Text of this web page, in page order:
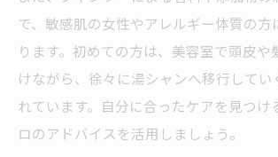
で、敏感肌の女性やアレルギー体質の方
ります。初めての方は、美容室で頭皮や
けながら、徐々に湯シャンへ移行してい
れています。自分に合ったケアを見つけ
ロのアドバイスを活用しましょう。